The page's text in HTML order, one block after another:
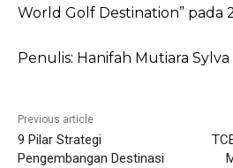
World Golf Destination” pada
Penulis: Hanifah Mutiara Sylva
Previous article
9 Pilar Strategi
Pengembangan Destinasi